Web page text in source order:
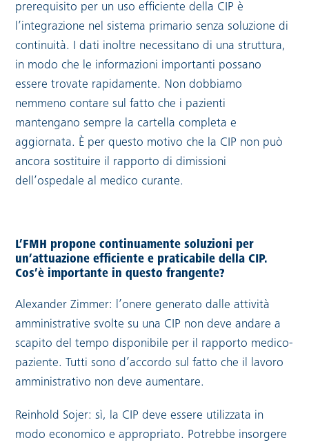
prerequisito per un uso efficiente della CIP è
l’integrazione nel sistema primario senza soluzione di
continuità. I dati inoltre necessitano di una struttura,
in modo che le informazioni importanti possano
essere trovate rapidamente. Non dobbiamo
nemmeno contare sul fatto che i pazienti
mantengano sempre la cartella completa e
aggiornata. È per questo motivo che la CIP non può
ancora sostituire il rapporto di dimissioni
dell’ospedale al medico curante.
L’FMH propone continuamente soluzioni per
un’attuazione efficiente e praticabile della CIP.
Cos’è importante in questo frangente?
Alexander Zimmer: l’onere generato dalle attività
amministrative svolte su una CIP non deve andare a
scapito del tempo disponibile per il rapporto medico-
paziente. Tutti sono d’accordo sul fatto che il lavoro
amministrativo non deve aumentare.
Reinhold Sojer: sì, la CIP deve essere utilizzata in
modo economico e appropriato. Potrebbe insorgere